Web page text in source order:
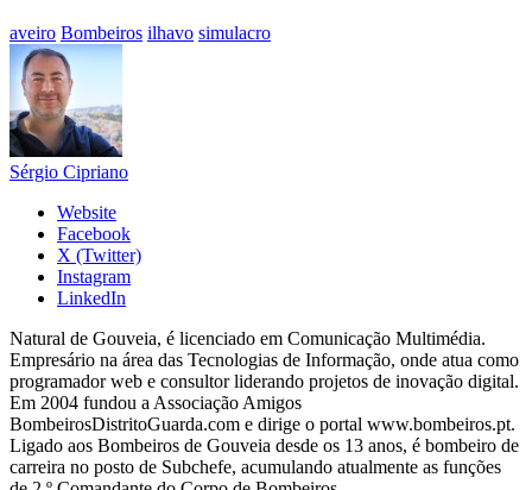
aveiro Bombeiros ilhavo simulacro
Sérgio Cipriano
Website
Facebook
X (Twitter)
Instagram
LinkedIn
Natural de Gouveia, é licenciado em Comunicação Multimédia.
Empresário na área das Tecnologias de Informação, onde atua como
programador web e consultor liderando projetos de inovação digital.
Em 2004 fundou a Associação Amigos
BombeirosDistritoGuarda.com e dirige o portal www.bombeiros.pt.
Ligado aos Bombeiros de Gouveia desde os 13 anos, é bombeiro de
carreira no posto de Subchefe, acumulando atualmente as funções